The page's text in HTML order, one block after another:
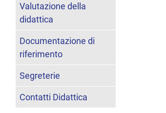
Valutazione della
didattica
Documentazione di
riferimento
Segreterie
Contatti Didattica